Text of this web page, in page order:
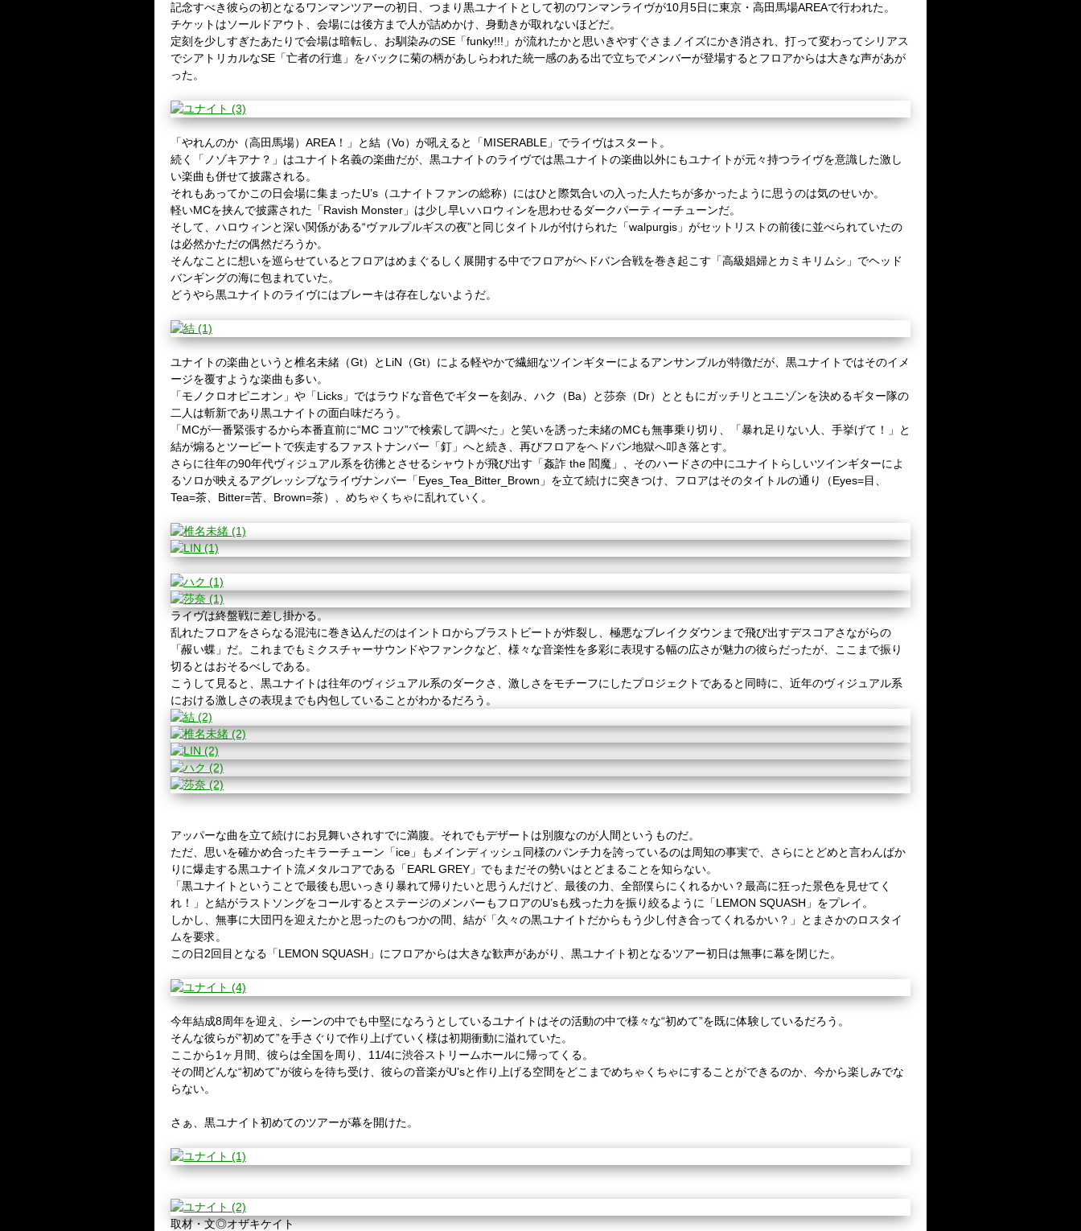
記念すべき彼らの初となるワンマンツアーの初日、つまり黒ユナイトとして初のワンマンライヴが10月5日に東京・高田馬場AREAで行われた。
チケットはソールドアウト、会場には後方まで人が詰めかけ、身動きが取れないほどだ。
定刻を少しすぎたあたりで会場は暗転し、お馴染みのSE 「funky!!! 」が流れたかと思いきやすぐさまノイズにかき消され、打って変わってシリアス
でシアトリカルなSE 「亡者の行進」をバックに菊の柄があしらわれた統一感のある出で立ちでメンバーが登場するとフロアからは大きな声があが
った。
「やれんのか（高田馬場） AREA ！」と結（Vo）が吼えると「MISERABLE 」でライヴはスタート。
続く「ノゾキアナ？」はユナイト名義の楽曲だが、黒ユナイトのライヴでは黒ユナイトの楽曲以外にもユナイトが元々持つライヴを意識した激し
い楽曲も併せて披露される。
それもあってかこの日会場に集まったU’s （ユナイトファンの総称）にはひと際気合いの入った人たちが多かったように思うのは気のせいか。
軽いMCを挟んで披露された「Ravish Monster 」は少し早いハロウィンを思わせるダークパーティーチューンだ。
そして、ハロウィンと深い関係がある“ヴァルプルギスの夜”と同じタイトルが付けられた「walpurgis 」がセットリストの前後に並べられていたの
は必然かただの偶然だろうか。
そんなことに想いを巡らせているとフロアはめまぐるしく展開する中でフロアがヘドバン合戦を巻き起こす「高級娼婦とカミキリムシ」でヘッド
バンギングの海に包まれていた。
どうやら黒ユナイトのライヴにはブレーキは存在しないようだ。
ユナイトの楽曲というと椎名未緒（Gt）と LiN （Gt）による軽やかで繊細なツインギターによるアンサンブルが特徴だが、黒ユナイトではそのイメ
ージを覆すような楽曲も多い。
「モノクロオピニオン」や「Licks 」ではラウドな音色でギターを刻み、ハク（Ba）と莎奈（Dr）とともにガッチリとユニゾンを決めるギター隊の
二人は斬新であり黒ユナイトの面白味だろう。
「MCが一番緊張するから本番直前に“MC コツ”で検索して調べた」と笑いを誘った未緒のMCも無事乗り切り、「暴れ足りない人、手挙げて！」と
結が煽るとツービートで疾走するファストナンバー「釘」へと続き、再びフロアをヘドバン地獄へ叩き落とす。
さらに往年の90年代ヴィジュアル系を彷彿とさせるシャウトが飛び出す「姦詐 the 閻魔」、そのハードさの中にユナイトらしいツインギターによ
るソロが映えるアグレッシブなライヴナンバー「Eyes_Tea_Bitter_Brown 」を立て続けに突きつけ、フロアはそのタイトルの通り（Eyes=目、
Tea=茶、 Bitter=苦、 Brown=茶）、めちゃくちゃに乱れていく。
ライヴは終盤戦に差し掛かる。
乱れたフロアをさらなる混沌に巻き込んだのはイントロからブラストビートが炸裂し、極悪なブレイクダウンまで飛び出すデスコアさながらの
「赧い蝶」だ。これまでもミクスチャーサウンドやファンクなど、様々な音楽性を多彩に表現する幅の広さが魅力の彼らだったが、ここまで振り
切るとはおそるべしである。
こうして見ると、黒ユナイトは往年のヴィジュアル系のダークさ、激しさをモチーフにしたプロジェクトであると同時に、近年のヴィジュアル系
における激しさの表現までも内包していることがわかるだろう。
アッパーな曲を立て続けにお見舞いされすでに満腹。それでもデザートは別腹なのが人間というものだ。
ただ、思いを確かめ合ったキラーチューン「ice 」もメインディッシュ同様のパンチ力を誇っているのは周知の事実で、さらにとどめと言わんばか
りに爆走する黒ユナイト流メタルコアである「EARL GREY 」でもまだその勢いはとどまることを知らない。
「黒ユナイトということで最後も思いっきり暴れて帰りたいと思うんだけど、最後の力、全部僕らにくれるかい？最高に狂った景色を見せてく
れ！」と結がラストソングをコールするとステージのメンバーもフロアのU’sも残った力を振り絞るように「LEMON SQUASH 」をプレイ。
しかし、無事に大団円を迎えたかと思ったのもつかの間、結が「久々の黒ユナイトだからもう少し付き合ってくれるかい？」とまさかのロスタイ
ムを要求。
この日2回目となる「LEMON SQUASH 」にフロアからは大きな歓声があがり、黒ユナイト初となるツアー初日は無事に幕を閉じた。
今年結成8周年を迎え、シーンの中でも中堅になろうとしているユナイトはその活動の中で様々な“初めて”を既に体験しているだろう。
そんな彼らが”初めて”を手さぐりで作り上げていく様は初期衝動に溢れていた。
ここから1 ヶ月間、彼らは全国を周り、 11/4に渋谷ストリームホールに帰ってくる。
その間どんな“初めて”が彼らを待ち受け、彼らの音楽がU’sと作り上げる空間をどこまでめちゃくちゃにすることができるのか、今から楽しみでな
らない。
さぁ、黒ユナイト初めてのツアーが幕を開けた。
取材・文◎オザキケイト